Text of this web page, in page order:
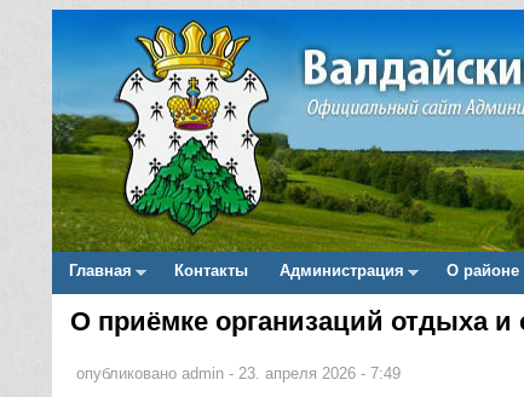
Main menu
Главная Контакты Администрация О районе
Вы здесь
О приёмке организаций отдыха и
опубликовано admin - 23. апреля 2026 - 7:49